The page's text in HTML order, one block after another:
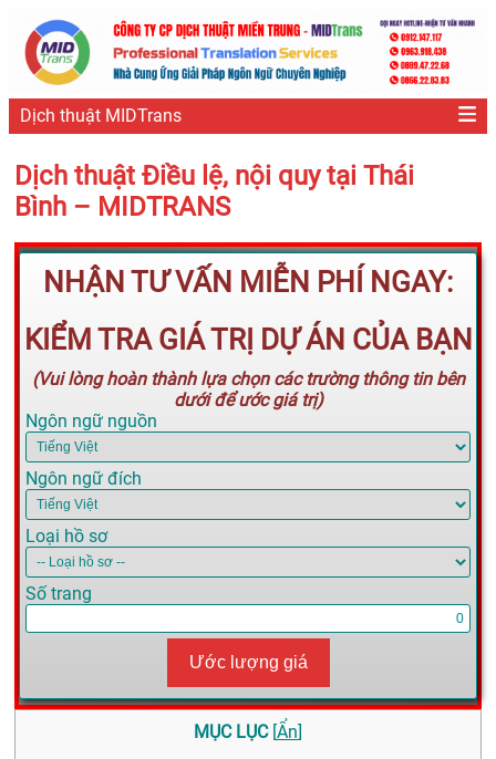
Dịch thuật MIDTrans
Dịch thuật Điều lệ, nội quy tại Thái
Bình – MIDTRANS
NHẬN TƯ VẤN MIỄN PHÍ NGAY:
KIỂM TRA GIÁ TRỊ DỰ ÁN CỦA BẠN
(Vui lòng hoàn thành lựa chọn các trường thông tin bên
dưới để ước giá trị)
Ngôn ngữ nguồn
Ngôn ngữ đích
Loại hồ sơ
Số trang
Ước lượng giá
MỤC LỤC [Ẩn]